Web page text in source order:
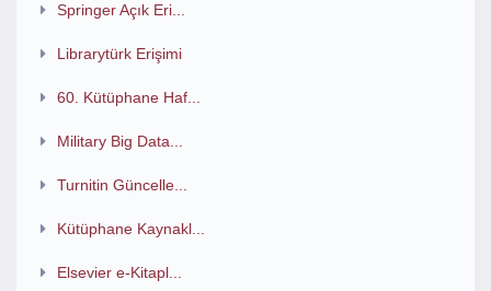
Springer Açık Eri...
Librarytürk Erişimi
60. Kütüphane Haf...
Military Big Data...
Turnitin Güncelle...
Kütüphane Kaynakl...
Elsevier e-Kitapl...